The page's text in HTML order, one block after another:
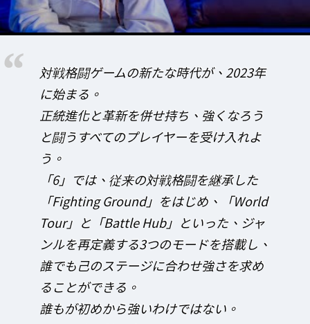
対戦格闘ゲームの新たな時代が、2023年
に始まる。
正統進化と革新を併せ持ち、強くなろう
と闘うすべてのプレイヤーを受け入れよ
う。
「6」では、従来の対戦格闘を継承した
「Fighting Ground」をはじめ、「World
Tour」と「Battle Hub」といった、ジャ
ンルを再定義する3つのモードを搭載し、
誰でも己のステージに合わせ強さを求め
ることができる。
誰もが初めから強いわけではない。